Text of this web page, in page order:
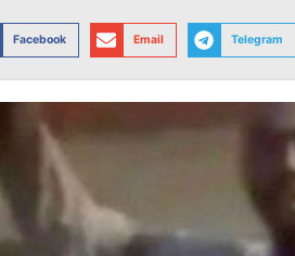
Facebook Email Telegram